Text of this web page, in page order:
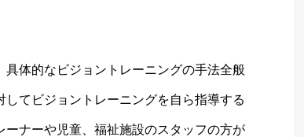
具体的なビジョントレーニングの手法全般
てビジョントレーニングを自ら指導する
ナーや児童、福祉施設のスタッフの方が